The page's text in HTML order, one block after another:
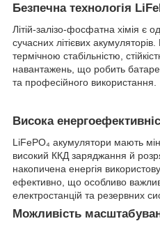
Безпечна технологія
Літій-залізо-фосфатна хімія є
сучасних літієвих
термічною стабільністю,
навантажень, що робить
та професійного використання.
Висока
LiFePO₄ акумулятори мають
високий ККД заряджання й
накопичена енергія
ефективно, що особливо
електростанцій та резервних
Можливість